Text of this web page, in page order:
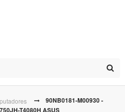
90NB0181-M00930 -
T4080H ASUS